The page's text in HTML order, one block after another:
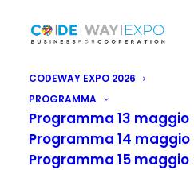
CODEWAY EXPO 2026
PROGRAMMA
Programma 13 maggio
Programma 14 maggio
Programma 15 maggio